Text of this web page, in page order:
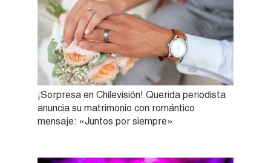
¡Sorpresa en Chilevisión! Querida periodista
anuncia su matrimonio con romántico
mensaje: «Juntos por siempre»